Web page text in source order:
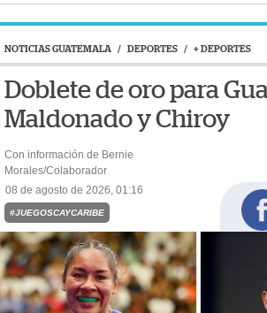
NOTICIAS GUATEMALA / DEPORTES / + DEPORTES
Doblete de oro para
Maldonado y Chiroy
Con información de Bernie
Morales/Colaborador
08 de agosto de 2026, 01:16
#JUEGOSCAYCARIBE